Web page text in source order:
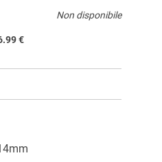
Non disponibile
€